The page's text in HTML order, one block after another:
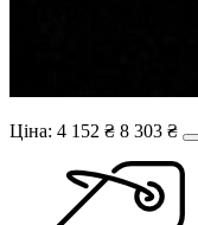
Ціна: 4 152 ₴ 8 303 ₴